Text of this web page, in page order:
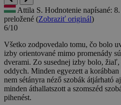
Attila S. Hodnotenie napísané:
preložené (Zobraziť originál)
6/10
Všetko zodpovedalo tomu, čo bolo
izby orientované mimo promenády
dverami. Zo susednej izby bolo,
oddych. Minden egyezett a
nem sétányra néző szobák átjárható
minden áthallatszott a szomszéd
pihenést.